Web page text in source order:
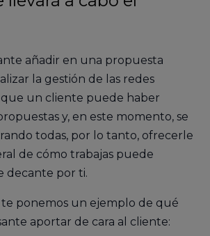
añadir en una propuesta
la gestión de las redes
que un cliente puede haber
y, en este momento, se
todas, por lo tanto, ofrecerle
de cómo trabajas puede
decante por ti.
ponemos un ejemplo de qué
aportar de cara al cliente: